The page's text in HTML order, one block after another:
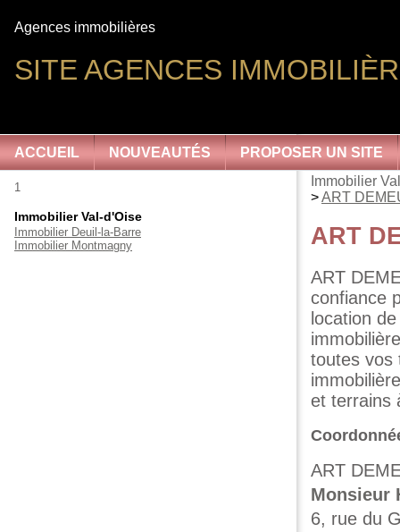
SITE AGENCES
Agences immobilières
ACCUEIL NOUVEAUTÉS PROPOSER UN SITE
1
Immobilier Val-d'Oise
Immobilier Deuil-la-Barre
Immobilier Montmagny
Immobilier
>ART
ART
ART
confiance
location
toutes vos
et terrains
ART
Monsieur
6, rue du